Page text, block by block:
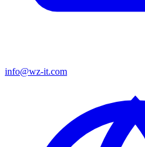
info@wz-it.com